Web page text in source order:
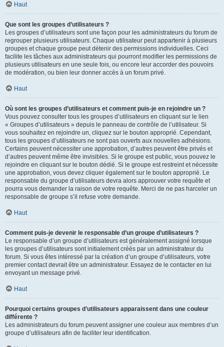
Haut
Que sont les groupes d’utilisateurs ?
Les groupes d’utilisateurs sont une façon pour les administrateurs du forum de
regrouper plusieurs utilisateurs. Chaque utilisateur peut appartenir à plusieurs
groupes et chaque groupe peut détenir des permissions individuelles. Ceci
facilite les tâches aux administrateurs qui pourront modifier les permissions de
plusieurs utilisateurs en une seule fois, ou encore leur accorder des pouvoirs
de modération, ou bien leur donner accès à un forum privé.
Haut
Où sont les groupes d’utilisateurs et comment puis-je en rejoindre un ?
Vous pouvez consulter tous les groupes d’utilisateurs en cliquant sur le lien
« Groupes d’utilisateurs » depuis le panneau de contrôle de l’utilisateur. Si
vous souhaitez en rejoindre un, cliquez sur le bouton approprié. Cependant,
tous les groupes d’utilisateurs ne sont pas ouverts aux nouvelles adhésions.
Certains peuvent nécessiter une approbation, d’autres peuvent être privés et
d’autres peuvent même être invisibles. Si le groupe est public, vous pouvez le
rejoindre en cliquant sur le bouton dédié. Si le groupe est restreint et nécessite
une approbation, vous devez cliquer également sur le bouton approprié. Le
responsable du groupe d’utilisateurs devra alors approuver votre requête et
pourra vous demander la raison de votre requête. Merci de ne pas harceler un
responsable de groupe s’il refuse votre demande.
Haut
Comment puis-je devenir le responsable d’un groupe d’utilisateurs ?
Le responsable d’un groupe d’utilisateurs est généralement assigné lorsque
les groupes d’utilisateurs sont initialement créés par un administrateur du
forum. Si vous êtes intéressé par la création d’un groupe d’utilisateurs, votre
premier contact devrait être un administrateur. Essayez de le contacter en lui
envoyant un message privé.
Haut
Pourquoi certains groupes d’utilisateurs apparaissent dans une couleur
différente ?
Les administrateurs du forum peuvent assigner une couleur aux membres d’un
groupe d’utilisateurs afin de faciliter leur identification.